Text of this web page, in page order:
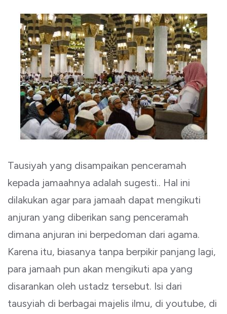
Tausiyah yang disampaikan penceramah
kepada jamaahnya adalah sugesti.. Hal ini
dilakukan agar para jamaah dapat mengikuti
anjuran yang diberikan sang penceramah
dimana anjuran ini berpedoman dari agama.
Karena itu, biasanya tanpa berpikir panjang lagi,
para jamaah pun akan mengikuti apa yang
disarankan oleh ustadz tersebut. Isi dari
tausyiah di berbagai majelis ilmu, di youtube, di